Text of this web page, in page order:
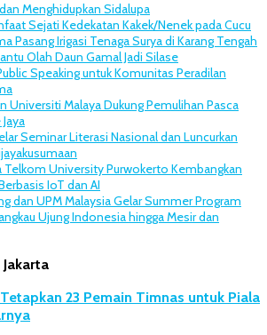
Menghidupkan Sidalupa
Sejati Kedekatan Kakek/Nenek pada Cucu
Pasang Irigasi Tenaga Surya di Karang Tengah
Olah Daun Gamal Jadi Silase
Speaking untuk Komunitas Peradilan
Universiti Malaya Dukung Pemulihan Pasca
Seminar Literasi Nasional dan Luncurkan
Telkom University Purwokerto Kembangkan
IoT dan AI
dan UPM Malaysia Gelar Summer Program
Ujung Indonesia hingga Mesir dan
23 Pemain Timnas untuk Piala